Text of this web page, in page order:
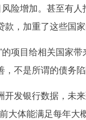
险增加。甚至有
，加重了这些国
目给相关国家带
不是所谓的债务陷
银行数据，未来
大体能满足每年大